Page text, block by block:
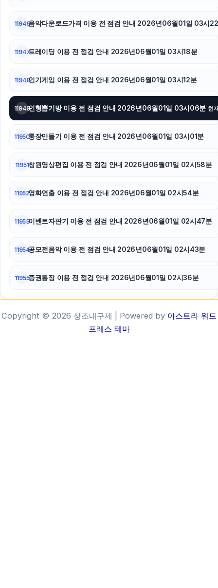
11946음악다운로드가격 이용 전 점검 안내 2026년06월01일 03시
11947트레이딩 이용 전 점검 안내 2026년06월01일 03시18분
11948인기게임 이용 전 점검 안내 2026년06월01일 03시12분
11949인형뽑기방 이용 전 점검 안내 2026년06월01일 03시06분 현
11950통장만들기 이용 전 점검 안내 2026년06월01일 03시01분
11951창원영상편집 이용 전 점검 안내 2026년06월01일 02시58분
11952영화연출 이용 전 점검 안내 2026년06월01일 02시54분
11953이벤트자판기 이용 전 점검 안내 2026년06월01일 02시47분
11954공모전음악 이용 전 점검 안내 2026년06월01일 02시43분
11955증권통장 이용 전 점검 안내 2026년06월01일 02시36분
Copyright © 2026 상조내구제 | Powered by 아스트라 워드
프레스 테마